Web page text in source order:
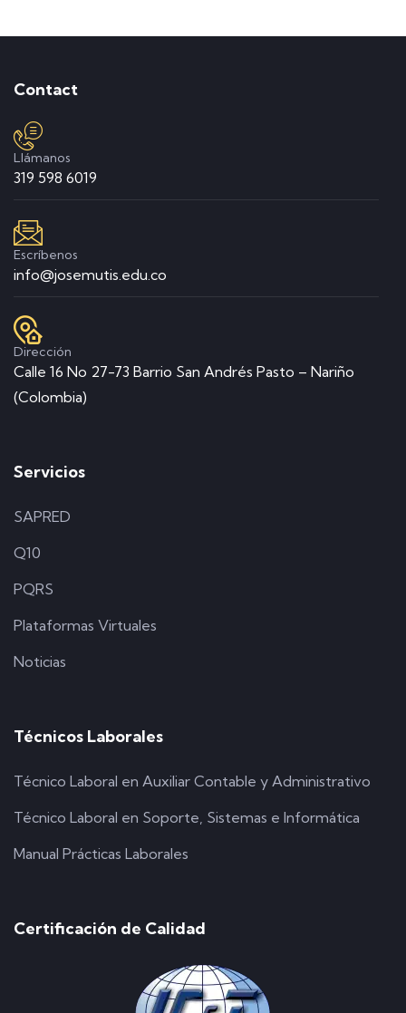
Contact
Llámanos
319 598 6019
Escríbenos
info@josemutis.edu.co
Dirección
Calle 16 No 27-73 Barrio San Andrés Pasto – Nariño
(Colombia)
Servicios
SAPRED
Q10
PQRS
Plataformas Virtuales
Noticias
Técnicos Laborales
Técnico Laboral en Auxiliar Contable y Administrativo
Técnico Laboral en Soporte, Sistemas e Informática
Manual Prácticas Laborales
Certificación de Calidad